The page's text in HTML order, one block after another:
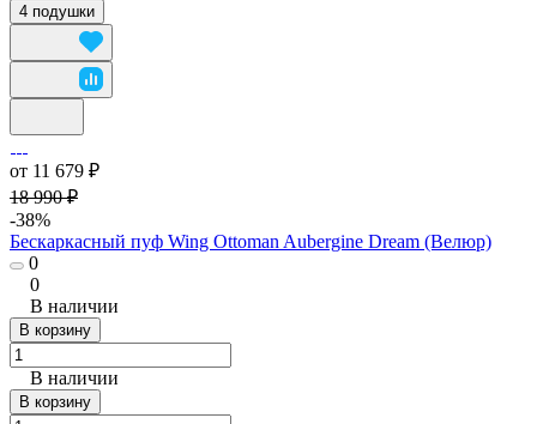
4 подушки
от 11 679 ₽
18 990 ₽
-38%
Бескаркасный пуф Wing Ottoman Aubergine Dream (Велюр)
0
0
В наличии
В корзину
В наличии
В корзину